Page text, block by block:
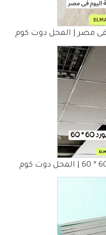
فى مصر | المحل دوت كوم